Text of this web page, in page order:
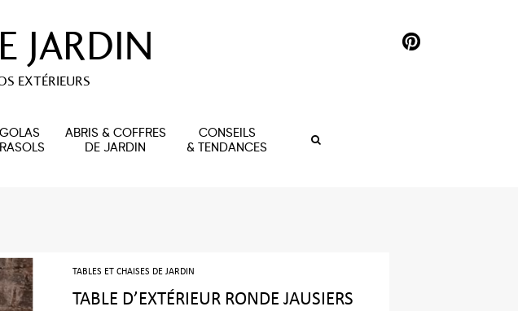
JARDIN
EXTÉRIEURS
ABRIS & COFFRES
DE JARDIN
CONSEILS
& TENDANCES
TABLES ET CHAISES DE JARDIN
TABLE D’EXTÉRIEUR RONDE JAUSIERS